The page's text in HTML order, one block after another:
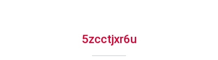
5zcctjxr6u